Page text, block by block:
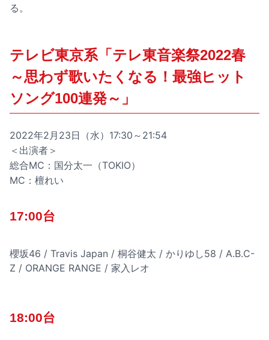
る。
テレビ東京系「テレ東音楽祭2022春
～思わず歌いたくなる！最強ヒット
ソング100連発～」
2022年2月23日（水）17:30～21:54
＜出演者＞
総合MC：国分太一（TOKIO）
MC：檀れい
17:00台
櫻坂46 / Travis Japan / 桐谷健太 / かりゆし58 / A.B.C-
Z / ORANGE RANGE / 家入レオ
18:00台